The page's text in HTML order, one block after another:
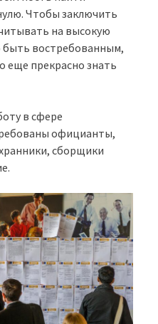
Чтобы заключить
на высокую
быть востребованным,
еще прекрасно знать
в сфере
официанты,
сборщики